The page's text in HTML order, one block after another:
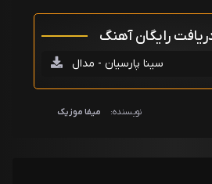
رایگان آهنگ
سینا پارسیان - مدال
نویسنده: میفا موزیک